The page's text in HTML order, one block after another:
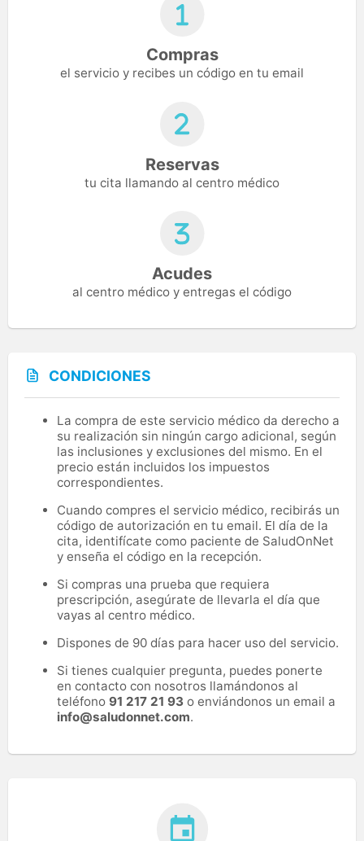
Compras
el servicio y recibes un código en tu email
Reservas
tu cita llamando al centro médico
Acudes
al centro médico y entregas el código
CONDICIONES
La compra de este servicio médico da derecho a
su realización sin ningún cargo adicional, según
las inclusiones y exclusiones del mismo. En el
precio están incluidos los impuestos
correspondientes.
Cuando compres el servicio médico, recibirás un
código de autorización en tu email. El día de la
cita, identifícate como paciente de SaludOnNet
y enseña el código en la recepción.
Si compras una prueba que requiera
prescripción, asegúrate de llevarla el día que
vayas al centro médico.
Dispones de 90 días para hacer uso del servicio.
Si tienes cualquier pregunta, puedes ponerte
en contacto con nosotros llamándonos al
teléfono 91 217 21 93 o enviándonos un email a
info@saludonnet.com.